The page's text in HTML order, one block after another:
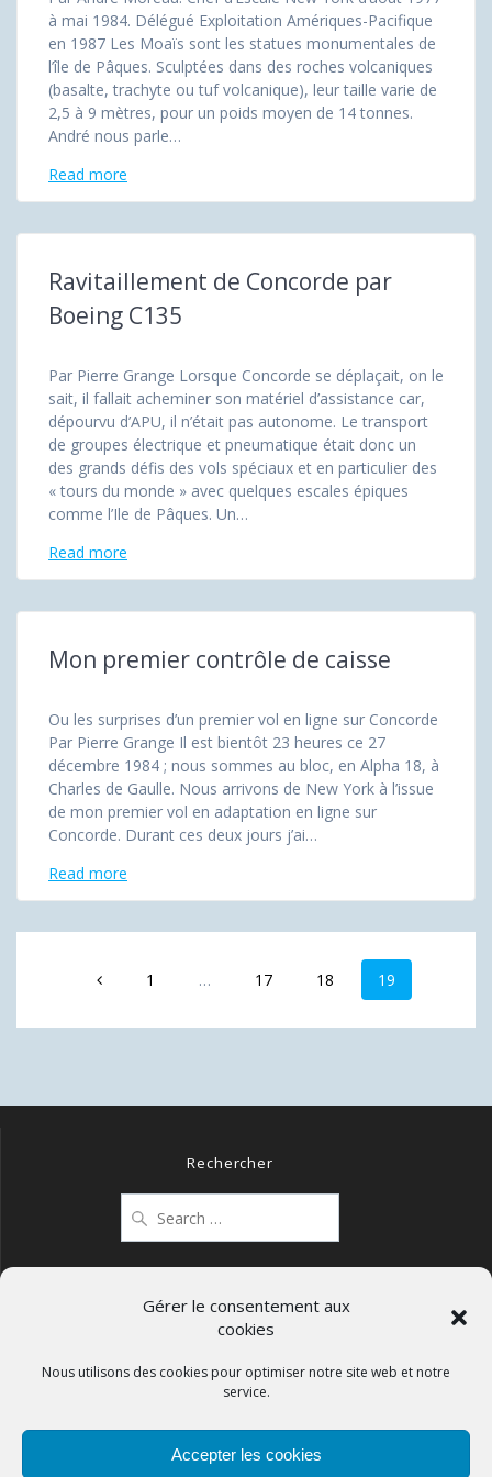
Gérer le consentement aux
cookies
Nous utilisons des cookies pour optimiser notre site web et notre
service.
Accepter les cookies
à mai 1984. Délégué Exploitation Amériques-Pacifique
en 1987 Les Moaïs sont les statues monumentales de
l’île de Pâques. Sculptées dans des roches volcaniques
(basalte, trachyte ou tuf volcanique), leur taille varie de
2,5 à 9 mètres, pour un poids moyen de 14 tonnes.
André nous parle…
Read more
Ravitaillement de Concorde par
Boeing C135
Par Pierre Grange Lorsque Concorde se déplaçait, on le
sait, il fallait acheminer son matériel d’assistance car,
dépourvu d’APU, il n’était pas autonome. Le transport
de groupes électrique et pneumatique était donc un
des grands défis des vols spéciaux et en particulier des
« tours du monde » avec quelques escales épiques
comme l’Ile de Pâques. Un…
Read more
Mon premier contrôle de caisse
Ou les surprises d’un premier vol en ligne sur Concorde
Par Pierre Grange Il est bientôt 23 heures ce 27
décembre 1984 ; nous sommes au bloc, en Alpha 18, à
Charles de Gaulle. Nous arrivons de New York à l’issue
de mon premier vol en adaptation en ligne sur
Concorde. Durant ces deux jours j’ai…
Read more
navigationPage
1 … Page
17 Page
18 Page
19
Rechercher
for:
Mentions légales
Politique de confidentialité
Politique de cookies (UE)